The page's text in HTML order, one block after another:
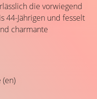
die vorwiegend
44-Jährigen und fesselt
charmante
(en)